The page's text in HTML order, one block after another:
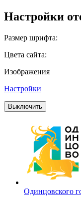
Настройки
Размер шрифта:
Цвета сайта:
Изображения
Настройки
Выключить
Одинцовского